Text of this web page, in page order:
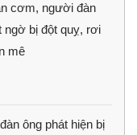
cơm, người đàn
ngờ bị đột quỵ, rơi
mê
ông phát hiện bị